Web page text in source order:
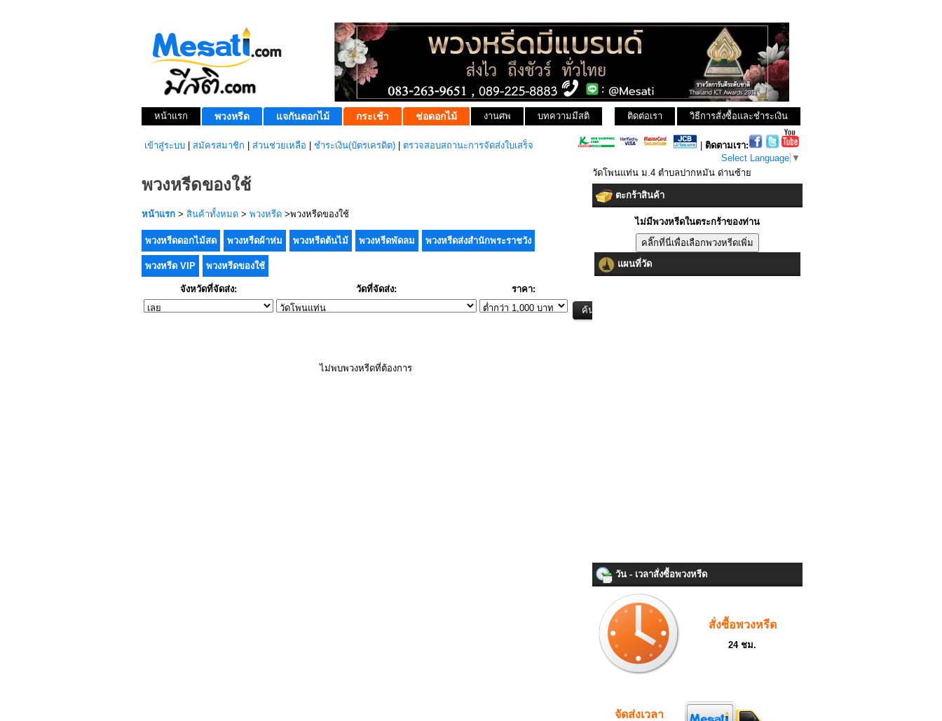
หน้าแรก พวงหรีด แจกันดอกไม้ กระเช้า ช่อดอกไม้ งานศพ บทความมีสติ วิธีการสั่งซื้อและชำระเงิน
ติดต่อเรา
เข้าสู่ระบบ สมัครสมาชิก ส่วนช่วยเหลือ ชำระเงิน(บัตรเครดิต) ตรวจสอบสถานะการจัดส่งใบเสร็จ
ติดตามเรา:
Select Language ▼
พวงหรีดของใช้
หน้าแรก > สินค้าทั้งหมด > พวงหรีด >พวงหรีดของใช้
พวงหรีดดอกไม้สด พวงหรีดผ้าห่ม พวงหรีดต้นไม้ พวงหรีดพัดลม พวงหรีดส่งสำนักพระราชวัง
พวงหรีด VIP พวงหรีดของใช้
จังหวัดที่จัดส่ง: วัดที่จัดส่ง: ราคา:
ไม่พบพวงหรีดที่ต้องการ
วัดโพนแท่น ม.4 ตำบลปากหมัน ด่านซ้าย
ตะกร้าสินค้า
ไม่มีพวงหรีดในตระกร้าของท่าน
แผนที่วัด
วัน - เวลาสั่งซื้อพวงหรีด
สั่งซื้อพวงหรีด
24 ชม.
จัดส่งเวลา